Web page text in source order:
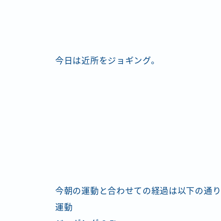
今日は近所をジョギング。
今朝の運動と合わせての経過は以下の通
運動